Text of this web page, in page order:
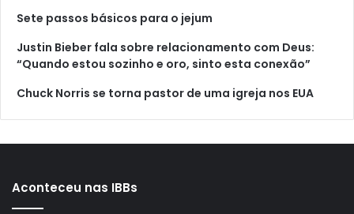
Sete passos básicos para o jejum
Justin Bieber fala sobre relacionamento com Deus:
“Quando estou sozinho e oro, sinto esta conexão”
Chuck Norris se torna pastor de uma igreja nos EUA
Aconteceu nas IBBs